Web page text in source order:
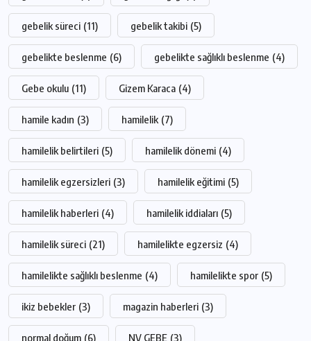
gebelik süreci (11) gebelik takibi (5)
gebelikte beslenme (6) gebelikte sağlıklı beslenme (4)
Gebe okulu (11) Gizem Karaca (4)
hamile kadın (3) hamilelik (7)
hamilelik belirtileri (5) hamilelik dönemi (4)
hamilelik egzersizleri (3) hamilelik eğitimi (5)
hamilelik haberleri (4) hamilelik iddiaları (5)
hamilelik süreci (21) hamilelikte egzersiz (4)
hamilelikte sağlıklı beslenme (4) hamilelikte spor (5)
ikiz bebekler (3) magazin haberleri (3)
normal doğum (6) NV GEBE (3)